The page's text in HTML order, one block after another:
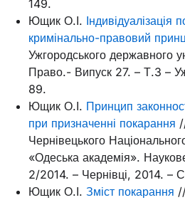
149.
Ющик О.І. Індивідуалізація
кримінально-правовий
Ужгородського державного
Право.- Випуск 27. – Т.3 –
89.
Ющик О.І. Принцип
при призначенні покарання
Чернівецького
«Одеська академія».
2/2014. – Чернівці, 2014. –
Ющик О.І. Зміст покарання